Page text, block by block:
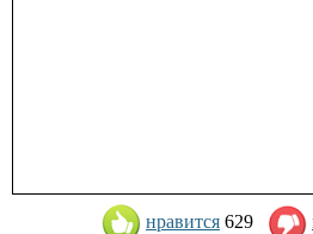
нравится 629